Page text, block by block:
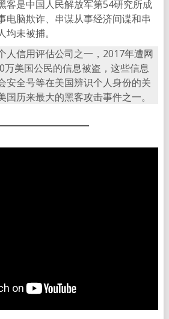
客是中国人民解放军第54研究所成
电脑欺诈、串谋从事经济间谍和串
未被捕。
人信用评估公司之一，2017年遭网
美国公民的信息被盗，这些信息
安全号等在美国辨识个人身份的关
历来最大的黑客攻击事件之一。